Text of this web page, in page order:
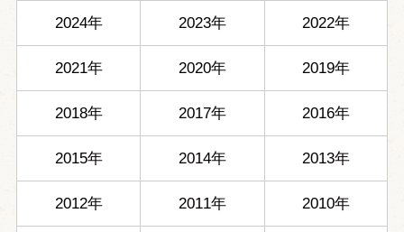
2024年 2023年 2022年
2021年 2020年 2019年
2018年 2017年 2016年
2015年 2014年 2013年
2012年 2011年 2010年